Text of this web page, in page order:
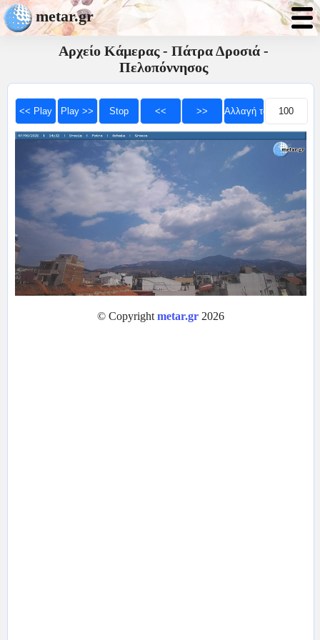
metar.gr
Αρχείο Κάμερας - Πάτρα Δροσιά -
Πελοπόννησος
© Copyright metar.gr 2026